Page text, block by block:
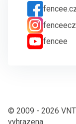
fencee
© 2009 - 2026
vyhrazena